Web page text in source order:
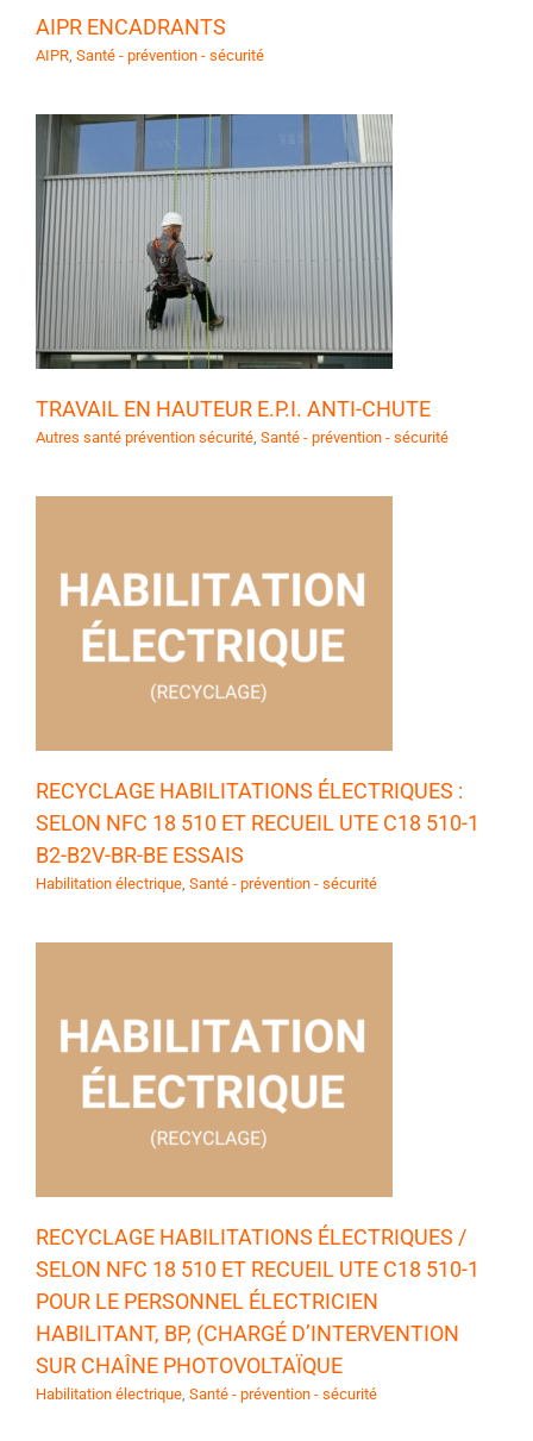
AIPR ENCADRANTS
AIPR, Santé - prévention - sécurité
TRAVAIL EN HAUTEUR E.P.I. ANTI-CHUTE
Autres santé prévention sécurité, Santé - prévention - sécurité
RECYCLAGE HABILITATIONS ÉLECTRIQUES :
SELON NFC 18 510 ET RECUEIL UTE C18 510-1
B2-B2V-BR-BE ESSAIS
Habilitation électrique, Santé - prévention - sécurité
RECYCLAGE HABILITATIONS ÉLECTRIQUES /
SELON NFC 18 510 ET RECUEIL UTE C18 510-1
POUR LE PERSONNEL ÉLECTRICIEN
HABILITANT, BP, (CHARGÉ D’INTERVENTION
SUR CHAÎNE PHOTOVOLTAÏQUE
Habilitation électrique, Santé - prévention - sécurité